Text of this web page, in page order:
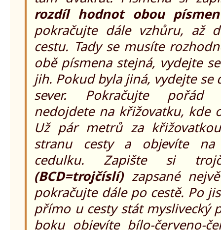
rozdíl hodnot obou
pokračujte dále vzhůru, až
cestu. Tady se musíte
obě písmena stejná, vydejte
jih. Pokud byla jiná, vydejte se
sever. Pokračujte pořád
nedojdete na křižovatku, kde
Už pár metrů za
stranu cesty a objevíte
cedulku. Zapište si
(BCD=trojčíslí)zapsané
pokračujte dále po cestě. Po
přímo u cesty stát myslivecký
boku objevíte bílo-červeno-